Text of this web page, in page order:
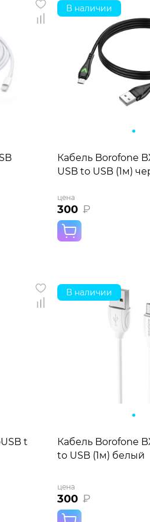
В наличии
Кабель Borofone
USB to USB (1м)
цена
300 ₽
to USB
В наличии
Кабель Borofone
to USB (1м) белый
цена
300 ₽